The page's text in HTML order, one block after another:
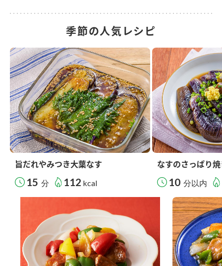
季節の人気レシピ
旨だれやみつき大葉なす
15 分 112 kcal
なすのさっぱり
10 分以内